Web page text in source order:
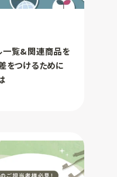
一覧&関連商品を
をつけるために